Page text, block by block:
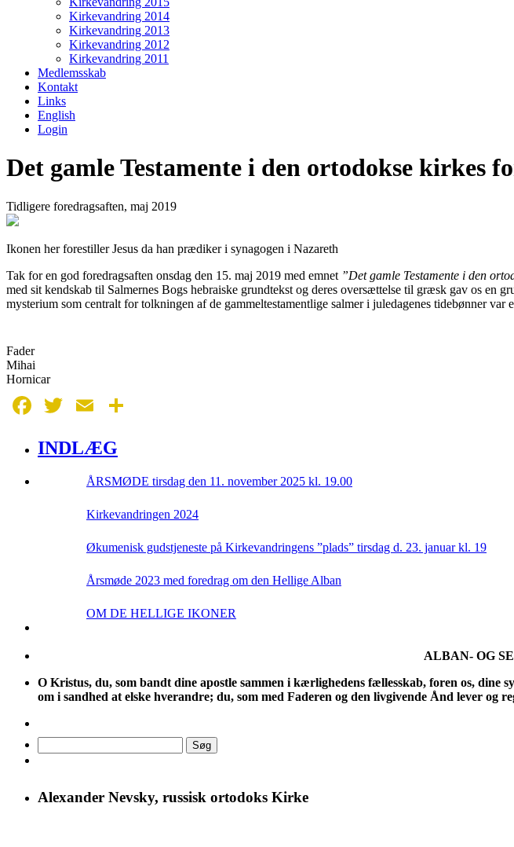
Kirkevandring 2014
Kirkevandring 2013
Kirkevandring 2012
Kirkevandring 2011
Medlemsskab
Kontakt
Links
English
Login
Det gamle Testamente i den ortodokse kirkes
Tidligere foredragsaften, maj 2019
Ikonen her forestiller Jesus da han prædiker i synagogen i Nazareth
Tak for en god foredragsaften onsdag den 15. maj 2019 med emnet ”Det gamle Testamente i den
med sit kendskab til Salmernes Bogs hebraiske grundtekst og deres oversættelse til græsk gav os
mysterium som centralt for tolkningen af de gammeltestamentlige salmer i juledagenes tidebønner var
Fader
Mihai
Hornicar
Facebook
TwitterEmail
INDLÆG
ÅRSMØDE tirsdag den 11. november 2025 kl. 19.00
Kirkevandringen 2024
Økumenisk gudstjeneste på Kirkevandringens ”plads” tirsdag d. 23. januar kl. 19
Årsmøde 2023 med foredrag om den Hellige Alban
OM DE HELLIGE IKONER
ALBAN- OG
O Kristus, du, som bandt dine apostle sammen i kærlighedens fællesskab, foren os, dine
om i sandhed at elske hverandre; du, som med Faderen og den livgivende Ånd lever og
efter:
Alexander Nevsky, russisk ortodoks Kirke